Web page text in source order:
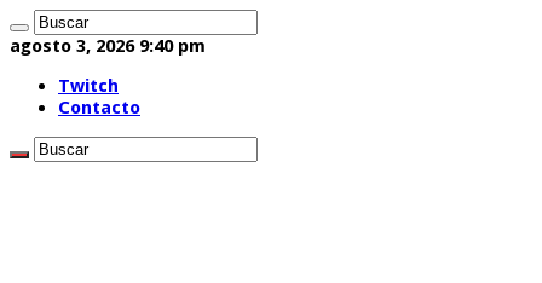
agosto 3, 2026 9:40 pm
Twitch
Contacto